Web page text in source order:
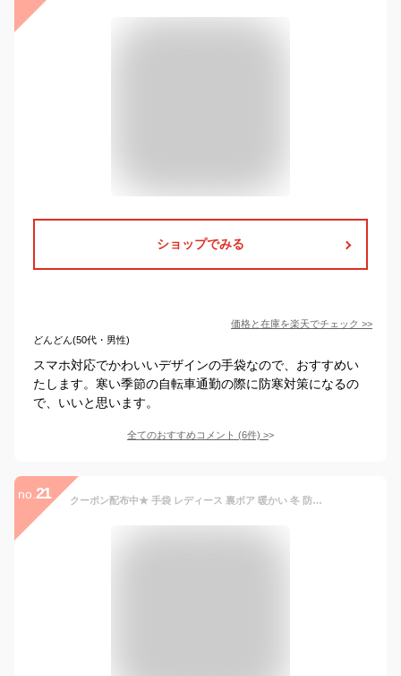
ショップでみる
価格と在庫を楽天でチェック >>
どんどん(50代・男性)
スマホ対応でかわいいデザインの手袋なので、おすすめい
たします。寒い季節の自転車通勤の際に防寒対策になるの
で、いいと思います。
全てのおすすめコメント (6件) >
no. 21 クーポン配布中★ 手袋 レディース 裏ボア 暖かい 冬 防寒 あったか なめらか スエード調 シャムード スマホタッチ対応 手袋 かわいい おしゃれ あったたかい 7色 手袋 グローブ プレゼント Sサイズ Mサイズ 手袋 小さめ サイズあり 送料無料